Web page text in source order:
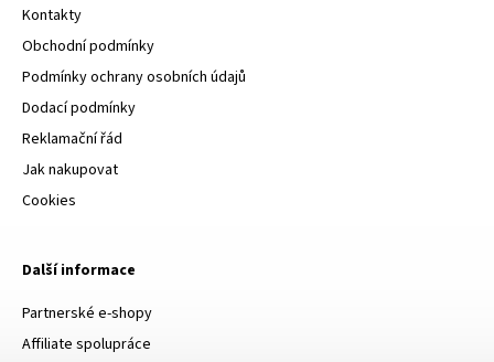
Kontakty
Obchodní podmínky
Podmínky ochrany osobních údajů
Dodací podmínky
Reklamační řád
Jak nakupovat
Cookies
Další informace
Partnerské e-shopy
Affiliate spolupráce